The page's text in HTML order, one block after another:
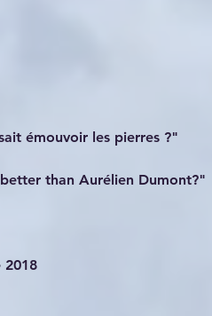
émouvoir les pierres ?"
than Aurélien Dumont?"
2018